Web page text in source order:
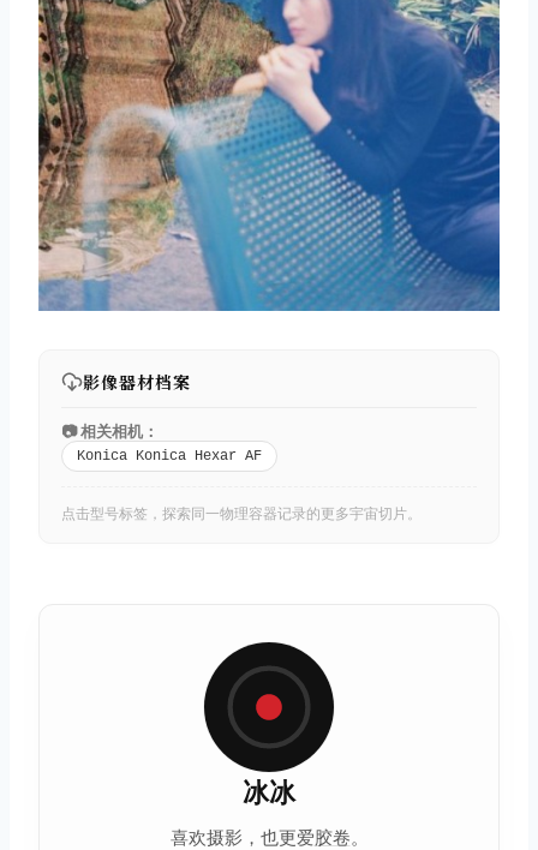
影像器材档案
📷 相关相机：
Konica Konica Hexar AF
点击型号标签，探索同一物理容器记录的更多宇宙切片。
冰冰
喜欢摄影，也更爱胶卷。